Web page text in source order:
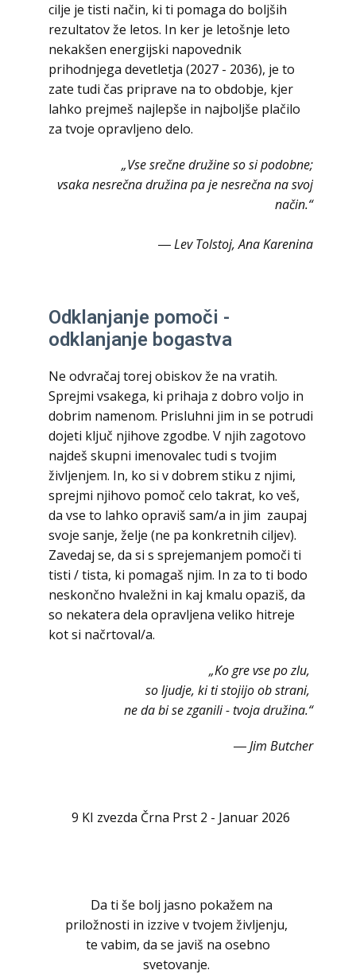
cilje je tisti način, ki ti pomaga do boljših
rezultatov že letos. In ker je letošnje leto
nekakšen energijski napovednik
prihodnjega devetletja (2027 - 2036), je to
zate tudi čas priprave na to obdobje, kjer
lahko prejmeš najlepše in najboljše plačilo
za tvoje opravljeno delo.
„Vse srečne družine so si podobne;
vsaka nesrečna družina pa je nesrečna na svoj
način.“
― Lev Tolstoj, Ana Karenina
Odklanjanje pomoči -
odklanjanje bogastva
Ne odvračaj torej obiskov že na vratih.
Sprejmi vsakega, ki prihaja z dobro voljo in
dobrim namenom. Prisluhni jim in se potrudi
dojeti ključ njihove zgodbe. V njih zagotovo
najdeš skupni imenovalec tudi s tvojim
življenjem. In, ko si v dobrem stiku z njimi,
sprejmi njihovo pomoč celo takrat, ko veš,
da vse to lahko opraviš sam/a in jim zaupaj
svoje sanje, želje (ne pa konkretnih ciljev).
Zavedaj se, da si s sprejemanjem pomoči ti
tisti / tista, ki pomagaš njim. In za to ti bodo
neskončno hvaležni in kaj kmalu opaziš, da
so nekatera dela opravljena veliko hitreje
kot si načrtoval/a.
„Ko gre vse po zlu,
so ljudje, ki ti stojijo ob strani,
ne da bi se zganili - tvoja družina.“
― Jim Butcher
9 KI zvezda Črna Prst 2 - Januar 2026
Da ti še bolj jasno pokažem na
priložnosti in izzive v tvojem življenju,
te vabim, da se javiš na osebno
svetovanje.